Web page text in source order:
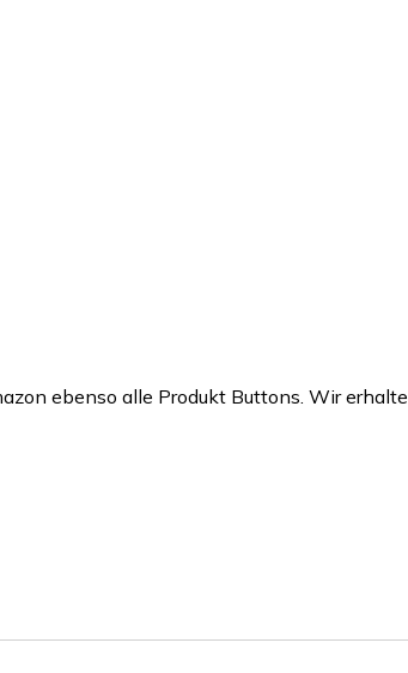
ebenso alle Produkt Buttons. Wir